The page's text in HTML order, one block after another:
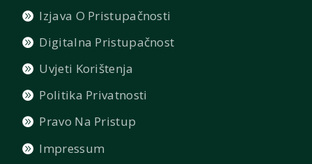
Izjava O Pristupačnosti
Digitalna Pristupačnost
Uvjeti Korištenja
Politika Privatnosti
Pravo Na Pristup
Impressum